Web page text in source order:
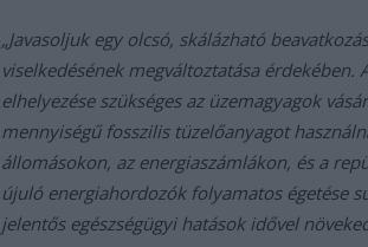
„Javasoljuk egy olcsó, skálázható
viselkedésének megváltoztatása
elhelyezése szükséges az üzemagyagok
mennyiségű fosszilis tüzelőanyagot
állomásokon, az energiaszámlákon, és a
újuló energiahordozók folyamatos égetése
jelentős egészségügyi hatások idővel